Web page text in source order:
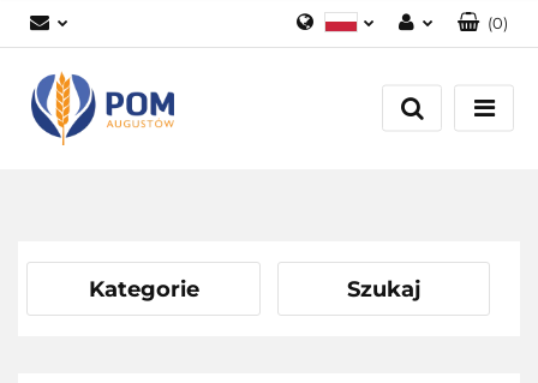
Zaloguj się
Załóż konto
(0)
Kategorie Szukaj